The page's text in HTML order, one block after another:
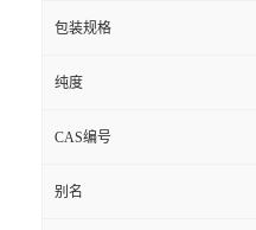
包装规格
纯度
CAS编号
别名